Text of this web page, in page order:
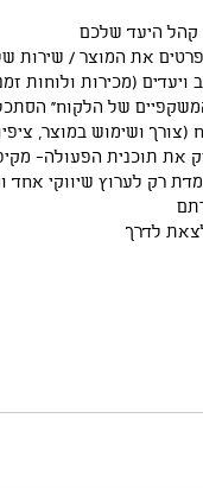
של הלקוח”
(צורך ושימוש במוצר,
את תוכנית הפעולה-
רק לערוץ שיווקי אחד
לדרך